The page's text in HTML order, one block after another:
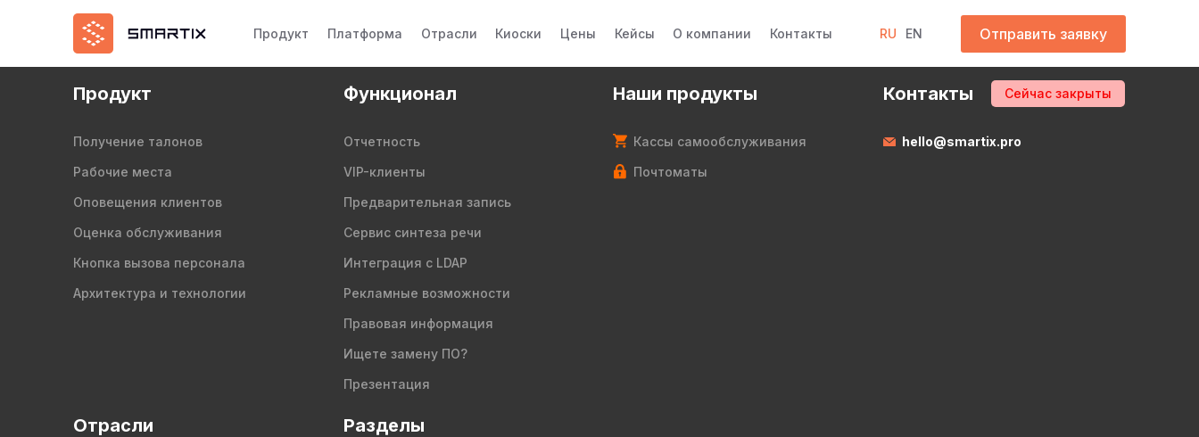
Продукт Платформа Отрасли Киоски Цены Кейсы О компании Контакты RU EN Отправить заявку
Продукт
Получение талонов
Рабочие места
Оповещения клиентов
Оценка обслуживания
Кнопка вызова персонала
Архитектура и технологии
Функционал
Отчетность
VIP-клиенты
Предварительная запись
Сервис синтеза речи
Интеграция с LDAP
Рекламные возможности
Правовая информация
Ищете замену ПО?
Презентация
Наши продукты
Кассы самообслуживания
Почтоматы
Контакты Сейчас закрыты
hello@smartix.pro
Отрасли Разделы